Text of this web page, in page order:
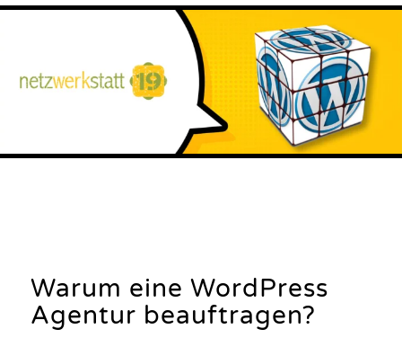
Warum eine WordPress
Agentur beauftragen?